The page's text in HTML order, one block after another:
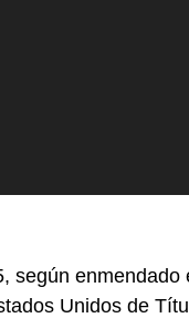
según
Unidos de